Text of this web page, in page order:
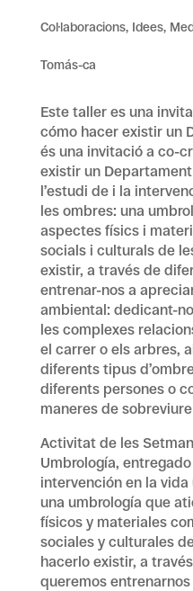
Col·laboracions, Idees,
Tomás-ca
Este taller es una
cómo hacer existir un
és una invitació a co-
existir un
l’estudi de i la
les ombres: una
aspectes físics i
socials i culturals de
existir, a través de
entrenar-nos a
ambiental: dedicant-
les complexes
el carrer o els arbres,
diferents tipus
diferents persones o
maneres de
Activitat de les
Umbrología,
intervención en la
una umbrología que
físicos y materiales
sociales y culturales
hacerlo existir, a
queremos